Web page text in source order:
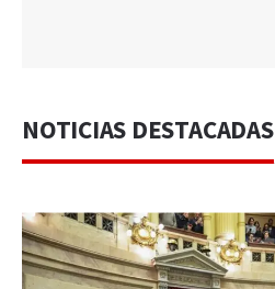
NOTICIAS DESTACADAS